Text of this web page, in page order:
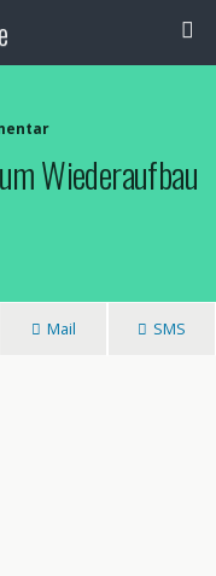
Wiederaufbau
Mail SMS